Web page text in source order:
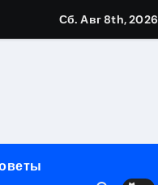
Сб. Авг 8th, 2026